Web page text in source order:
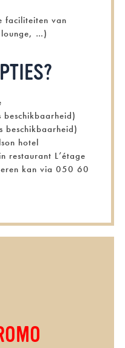
faciliteiten van
…)
beschikbaarheid)
beschikbaarheid)
hotel
restaurant L’étage
kan via 050 60